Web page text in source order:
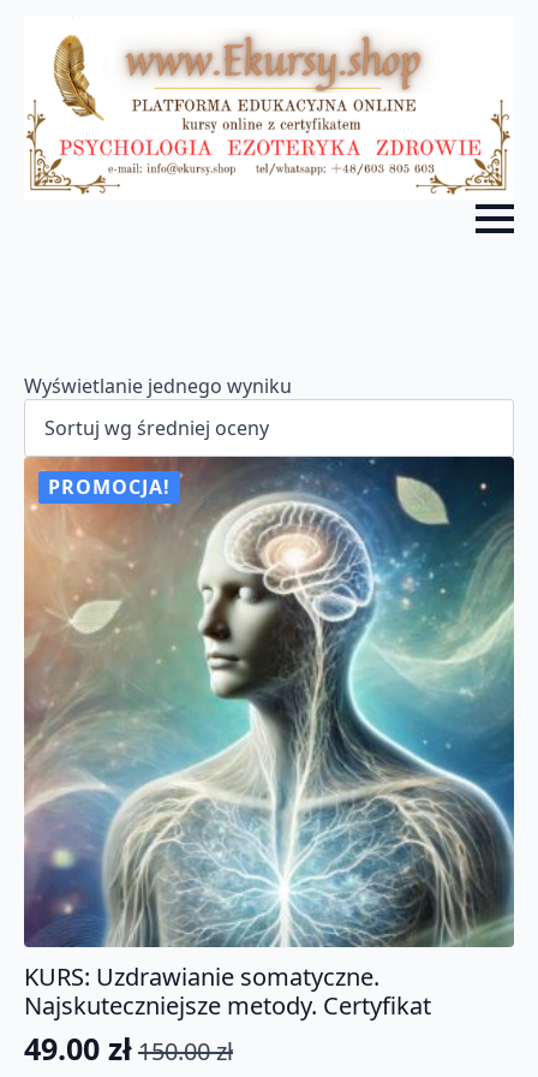
Wyświetlanie jednego wyniku
PROMOCJA!
KURS: Uzdrawianie somatyczne.
Najskuteczniejsze metody. Certyfikat
150.00zł
Pierwotna
49.00 zł
Aktualna